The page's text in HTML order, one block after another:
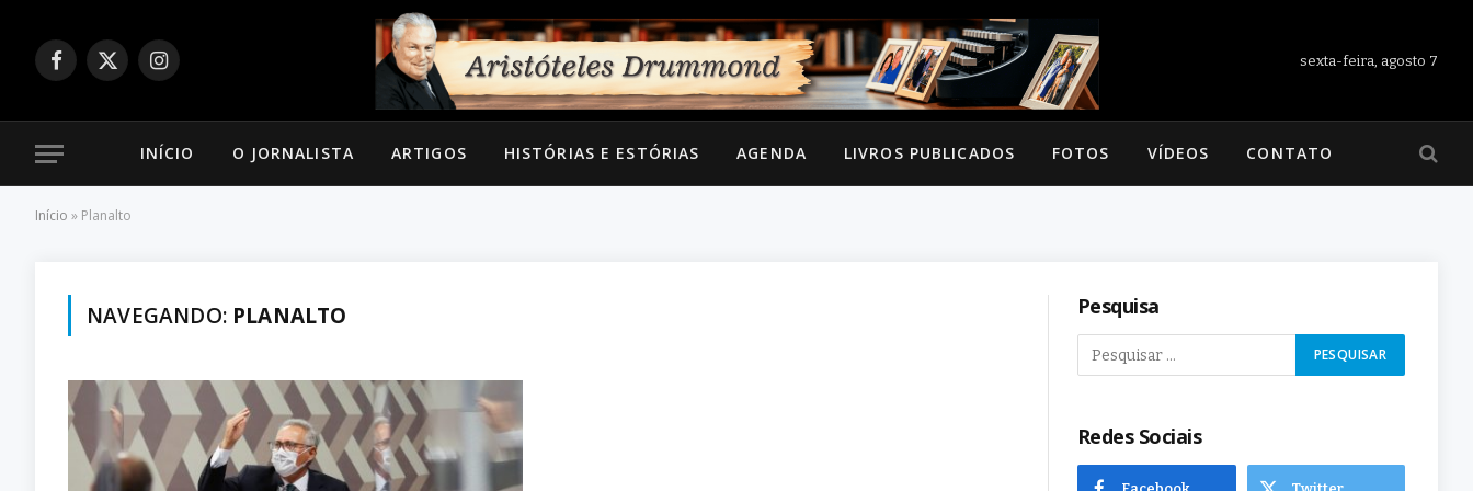
Facebook
X
Instagram
sexta-feira, agosto 7
INÍCIO O JORNALISTA ARTIGOS HISTÓRIAS E ESTÓRIAS AGENDA LIVROS PUBLICADOS FOTOS VÍDEOS CONTATO
Início » Planalto
NAVEGANDO: PLANALTO Pesquisa
Redes Sociais